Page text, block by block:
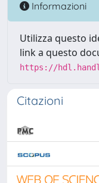
Informazioni
Utilizza questo
link a questo
https://
Citazioni